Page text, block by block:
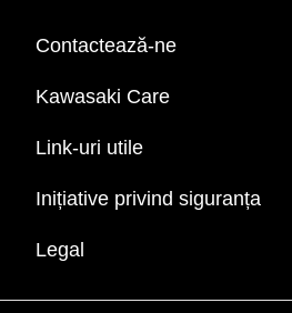
Contactează-ne
Kawasaki Care
Link-uri utile
Inițiative privind siguranța
Legal